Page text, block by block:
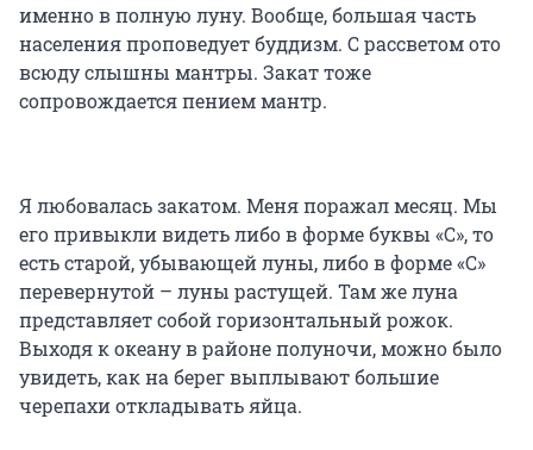
именно в полную луну. Вообще, большая часть
населения проповедует буддизм. С рассветом ото
всюду слышны мантры. Закат тоже
сопровождается пением мантр.
Я любовалась закатом. Меня поражал месяц. Мы
его привыкли видеть либо в форме буквы «С», то
есть старой, убывающей луны, либо в форме «С»
перевернутой – луны растущей. Там же луна
представляет собой горизонтальный рожок.
Выходя к океану в районе полуночи, можно было
увидеть, как на берег выплывают большие
черепахи откладывать яйца.